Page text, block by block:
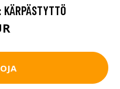
KÄRPÄSTYTTÖ